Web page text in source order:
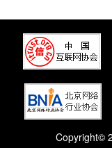
Copyright©